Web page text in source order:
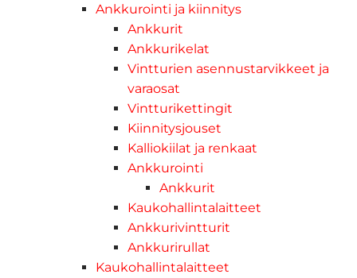
Ankkurointi ja kiinnitys
Ankkurit
Ankkurikelat
Vintturien asennustarvikkeet ja
varaosat
Vintturikettingit
Kiinnitysjouset
Kalliokiilat ja renkaat
Ankkurointi
Ankkurit
Kaukohallintalaitteet
Ankkurivintturit
Ankkurirullat
Kaukohallintalaitteet